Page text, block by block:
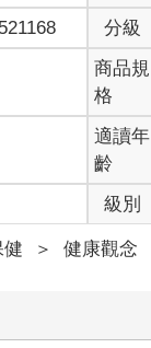
分級
商品規
格
適讀年
齡
級別
健 ＞ 健康觀念